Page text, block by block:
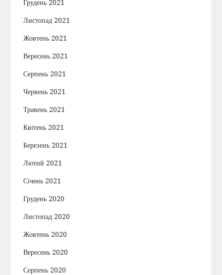
Грудень 2021
Листопад 2021
Жовтень 2021
Вересень 2021
Серпень 2021
Червень 2021
Травень 2021
Квітень 2021
Березень 2021
Лютий 2021
Січень 2021
Грудень 2020
Листопад 2020
Жовтень 2020
Вересень 2020
Серпень 2020